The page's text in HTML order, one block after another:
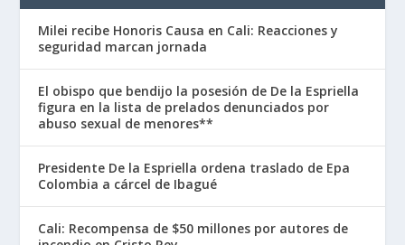
Milei recibe Honoris Causa en Cali: Reacciones y
seguridad marcan jornada
El obispo que bendijo la posesión de De la Espriella
figura en la lista de prelados denunciados por
abuso sexual de menores**
Presidente De la Espriella ordena traslado de Epa
Colombia a cárcel de Ibagué
Cali: Recompensa de $50 millones por autores de